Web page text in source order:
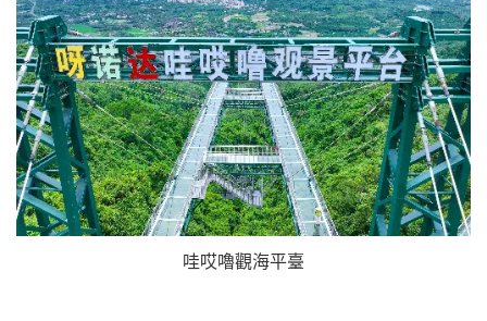
哇哎嚕觀海平臺